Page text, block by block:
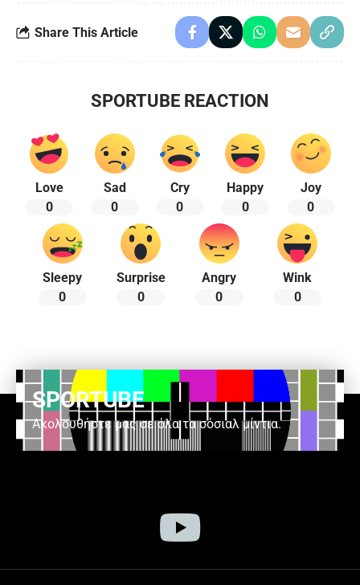
Share This Article
SPORTUBE REACTION
Love
0
Sad
0
Cry
0
Happy
0
Joy
0
Sleepy
0
Surprise
0
Angry
0
Wink
0
SPORTUBE
Ακολουθήστε μας σε όλα τα σόσιαλ μίντια.